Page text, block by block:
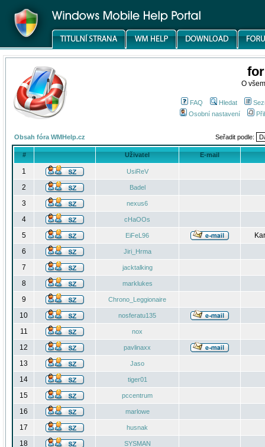
O
FAQ Hledat
Osobní nastavení
Obsah fóra WMHelp.cz Seřadit podle:
# Uživatel E-mail
1 UsiReV
2 Badel
3 nexus6
4 cHaOOs
5 EiFeL96
6
Jiri_Hrma
7 jacktalking
8 marklukes
9 Chrono_Leggionaire
10 nosferatu135
11 nox
12 pavlinaxx
13 Jaso
14 tiger01
15 pccentrum
16 marlowe
17 husnak
18 SYSMAN